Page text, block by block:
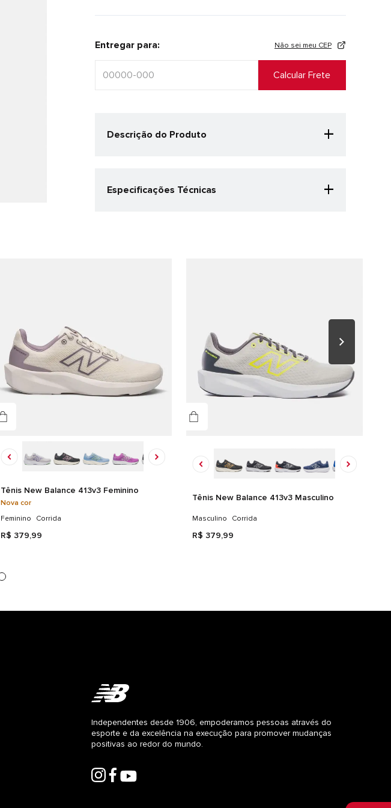
Entregar para: Não sei meu CEP
Descrição do Produto +
Especificações Técnicas +
Tênis New Balance 413v3 Feminino
Nova cor
Feminino
Corrida
R$ 379,99
Tênis New Balance 413v3 Masculino
Masculino Corrida
R$ 379,99
Independentes desde 1906, empoderamos pessoas através do
esporte e da excelência na execução para promover mudanças
positivas ao redor do mundo.